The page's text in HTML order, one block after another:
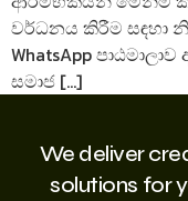
වර්ධනය කිරීම සඳහා
WhatsApp
සමාජ […]
We deliver
solutions for